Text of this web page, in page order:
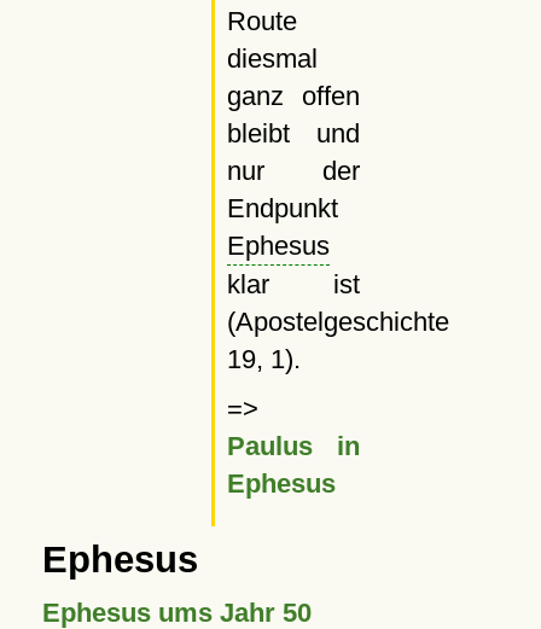
Route
diesmal
ganz offen
bleibt und
nur der
Endpunkt
Ephesus
klar ist
(Apostelgeschichte
19, 1).
=>
Paulus in
Ephesus
Ephesus
Ephesus ums Jahr 50